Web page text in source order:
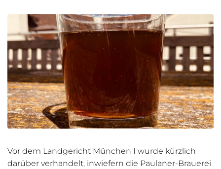
Vor dem Landgericht München I wurde kürzlich
darüber verhandelt, inwiefern die Paulaner-Brauerei